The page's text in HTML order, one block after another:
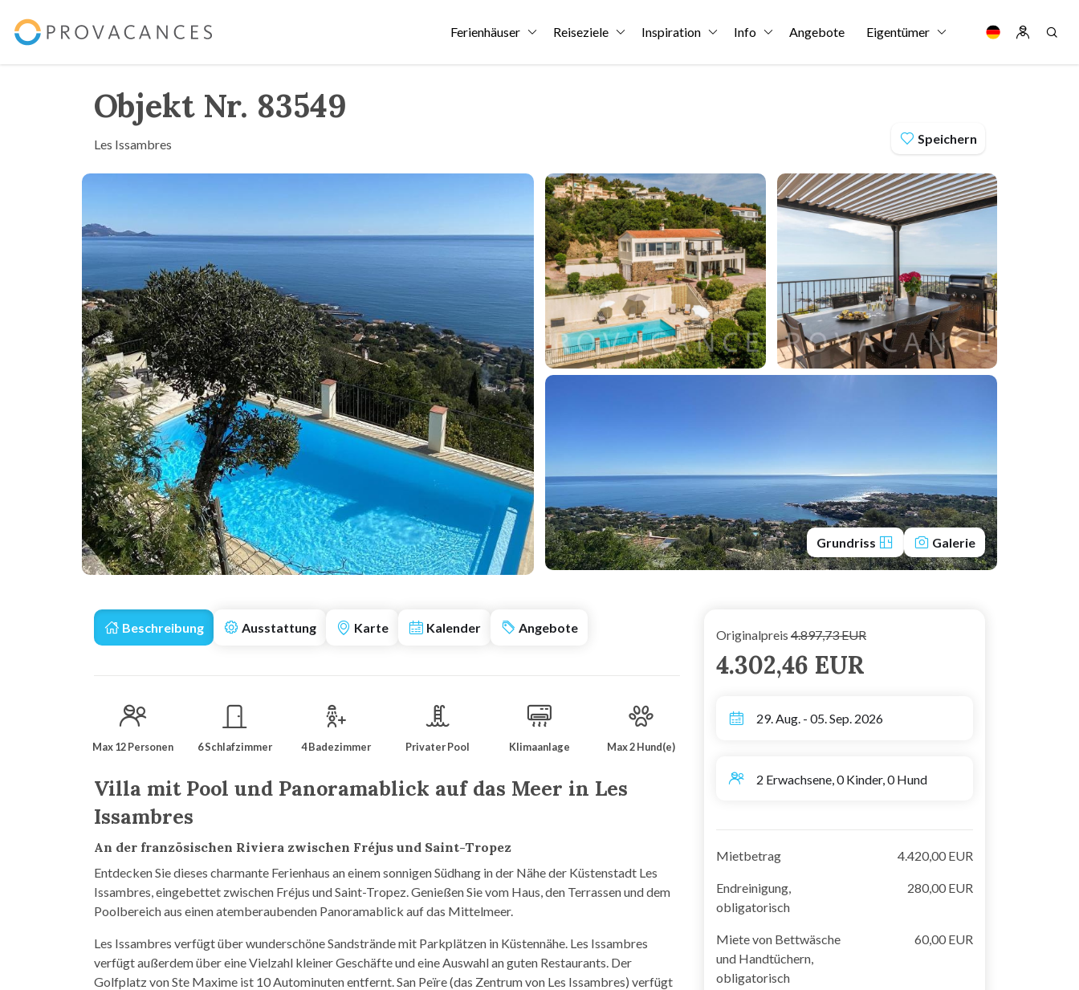
Ferienhäuser Reiseziele Inspiration Info Angebote Eigentümer
Objekt Nr. 83549
Les Issambres Speichern
Grundriss Galerie
Beschreibung Ausstattung Karte Kalender Angebote
Max 12 Personen 6 Schlafzimmer 4 Badezimmer Privater Pool Klimaanlage Max 2 Hund(e)
Villa mit Pool und Panoramablick auf das Meer in Les
Issambres
An der französischen Riviera zwischen Fréjus und Saint-Tropez
Entdecken Sie dieses charmante Ferienhaus an einem sonnigen Südhang in der Nähe der Küstenstadt Les
Issambres, eingebettet zwischen Fréjus und Saint-Tropez. Genießen Sie vom Haus, den Terrassen und dem
Poolbereich aus einen atemberaubenden Panoramablick auf das Mittelmeer.
Les Issambres verfügt über wunderschöne Sandstrände mit Parkplätzen in Küstennähe. Les Issambres
verfügt außerdem über eine Vielzahl kleiner Geschäfte und eine Auswahl an guten Restaurants. Der
Golfplatz von Ste Maxime ist 10 Autominuten entfernt. San Peïre (das Zentrum von Les Issambres) verfügt
Originalpreis 4.897,73 EUR
4.302,46 EUR
29. Aug. - 05. Sep. 2026
2 Erwachsene, 0 Kinder, 0 Hund
Mietbetrag 4.420,00 EUR
Endreinigung,
obligatorisch
280,00 EUR
Miete von Bettwäsche
und Handtüchern,
obligatorisch
60,00 EUR